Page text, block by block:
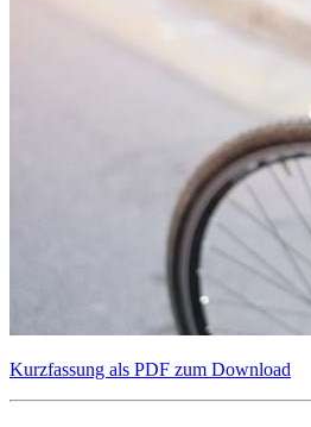
Kurzfassung als PDF zum Download